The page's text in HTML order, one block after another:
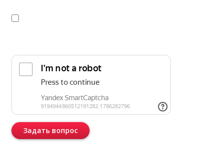
Задать вопрос